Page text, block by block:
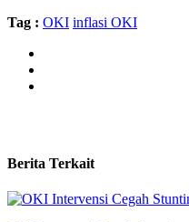
Tag : OKI inflasi OKI
Berita Terkait